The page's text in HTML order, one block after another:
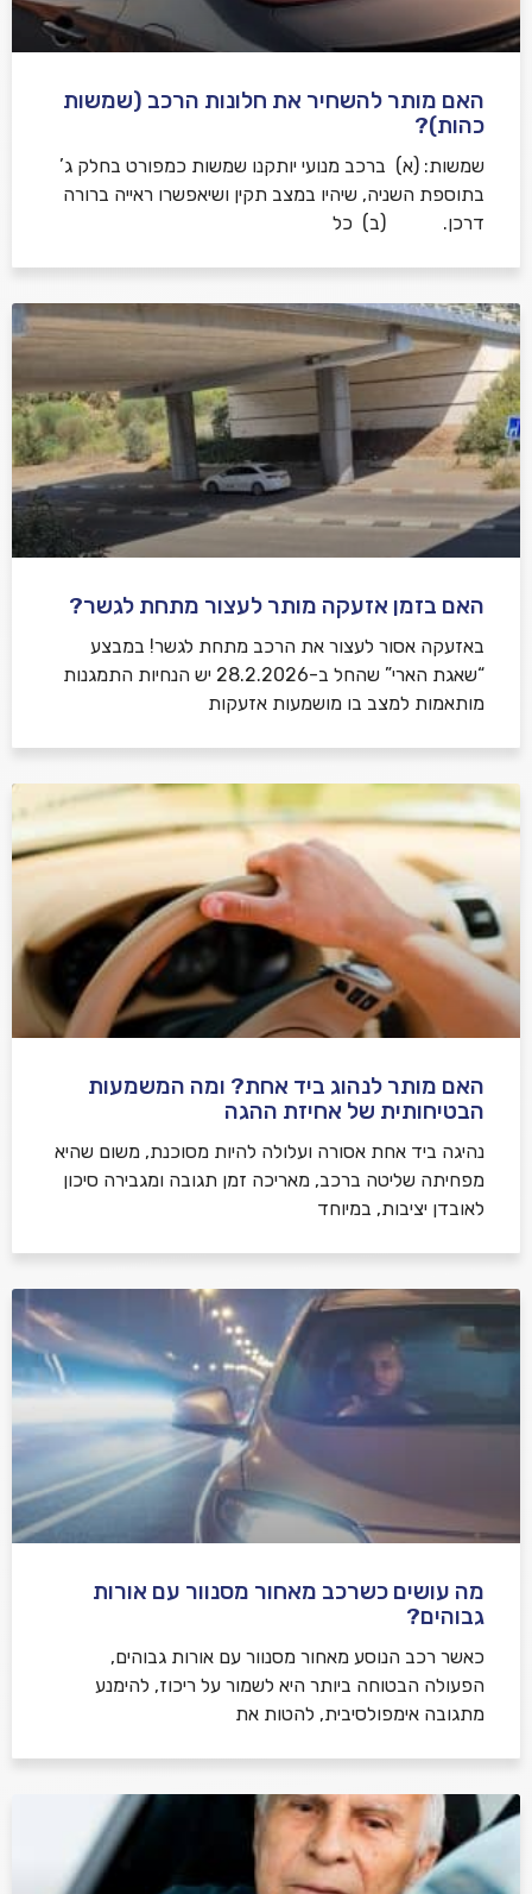
האם מותר להשחיר את חלונות הרכב (שמשות
כהות)?
שמשות: (א) ברכב מנועי יותקנו שמשות כמפורט בחלק ג’
בתוספת השניה, שיהיו במצב תקין ושיאפשרו ראייה ברורה
דרכן. (ב) כל
האם בזמן אזעקה מותר לעצור מתחת לגשר?
באזעקה אסור לעצור את הרכב מתחת לגשר! במבצע
“שאגת הארי” שהחל ב-28.2.2026 יש הנחיות התמגנות
מותאמות למצב בו מושמעות אזעקות
האם מותר לנהוג ביד אחת? ומה המשמעות
הבטיחותית של אחיזת ההגה
נהיגה ביד אחת אסורה ועלולה להיות מסוכנת, משום שהיא
מפחיתה שליטה ברכב, מאריכה זמן תגובה ומגבירה סיכון
לאובדן יציבות, במיוחד
מה עושים כשרכב מאחור מסנוור עם אורות
גבוהים?
כאשר רכב הנוסע מאחור מסנוור עם אורות גבוהים,
הפעולה הבטוחה ביותר היא לשמור על ריכוז, להימנע
מתגובה אימפולסיבית, להטות את